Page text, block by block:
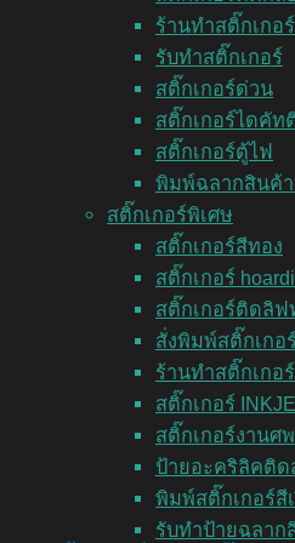
ร้านทำสติ๊กเกอ
รับทำสติ๊กเกอร์
สติ๊กเกอร์ด่วน
สติ๊กเกอร์ไดคัท
สติ๊กเกอร์ตู้ไฟ
พิมพ์ฉลากสินค้
สติ๊กเกอร์พิเศษ
สติ๊กเกอร์สีทอง
สติ๊กเกอร์
สติ๊กเกอร์ติดลิฟ
สั่งพิมพ์สติ๊กเกอ
ร้านทำสติ๊กเกอ
สติ๊กเกอร์
สติ๊กเกอร์งานศพ
ป้ายอะคริลิคติด
พิมพ์สติ๊กเกอร์สี
รับทำป้ายฉลาก